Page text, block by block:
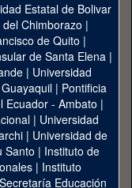
Estatal de Bolivar
Chimborazo |
de Quito |
de Santa Elena|
| Universidad
| Pontificia
Ecuador - Ambato |
| Universidad
| Universidad de
Santo | Instituto de
| Instituto
Secretaría Educación